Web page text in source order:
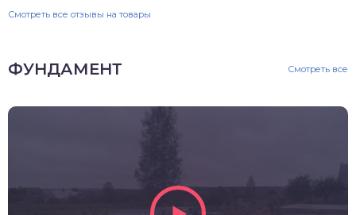
Смотреть все отзывы на товары
ФУНДАМЕНТ Смотреть все